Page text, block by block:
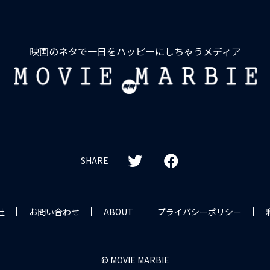
映画のネタで一日をハッピーにしちゃうメディア
MOVIE
MARBIE
SHARE
お問い合わせ ABOUT プライバシーポリシー
© MOVIE MARBIE